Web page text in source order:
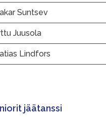
Suntsev
Juusola
Lindfors
jäätanssi